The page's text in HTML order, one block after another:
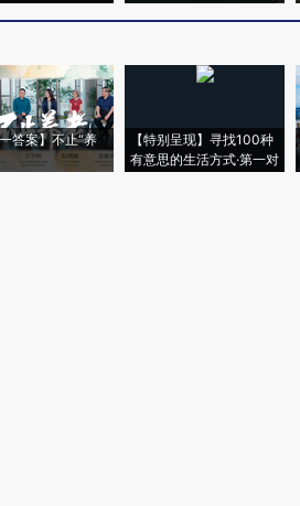
答案】不止“养
【特别呈现】寻找100种
有意思的生活方式·第一对